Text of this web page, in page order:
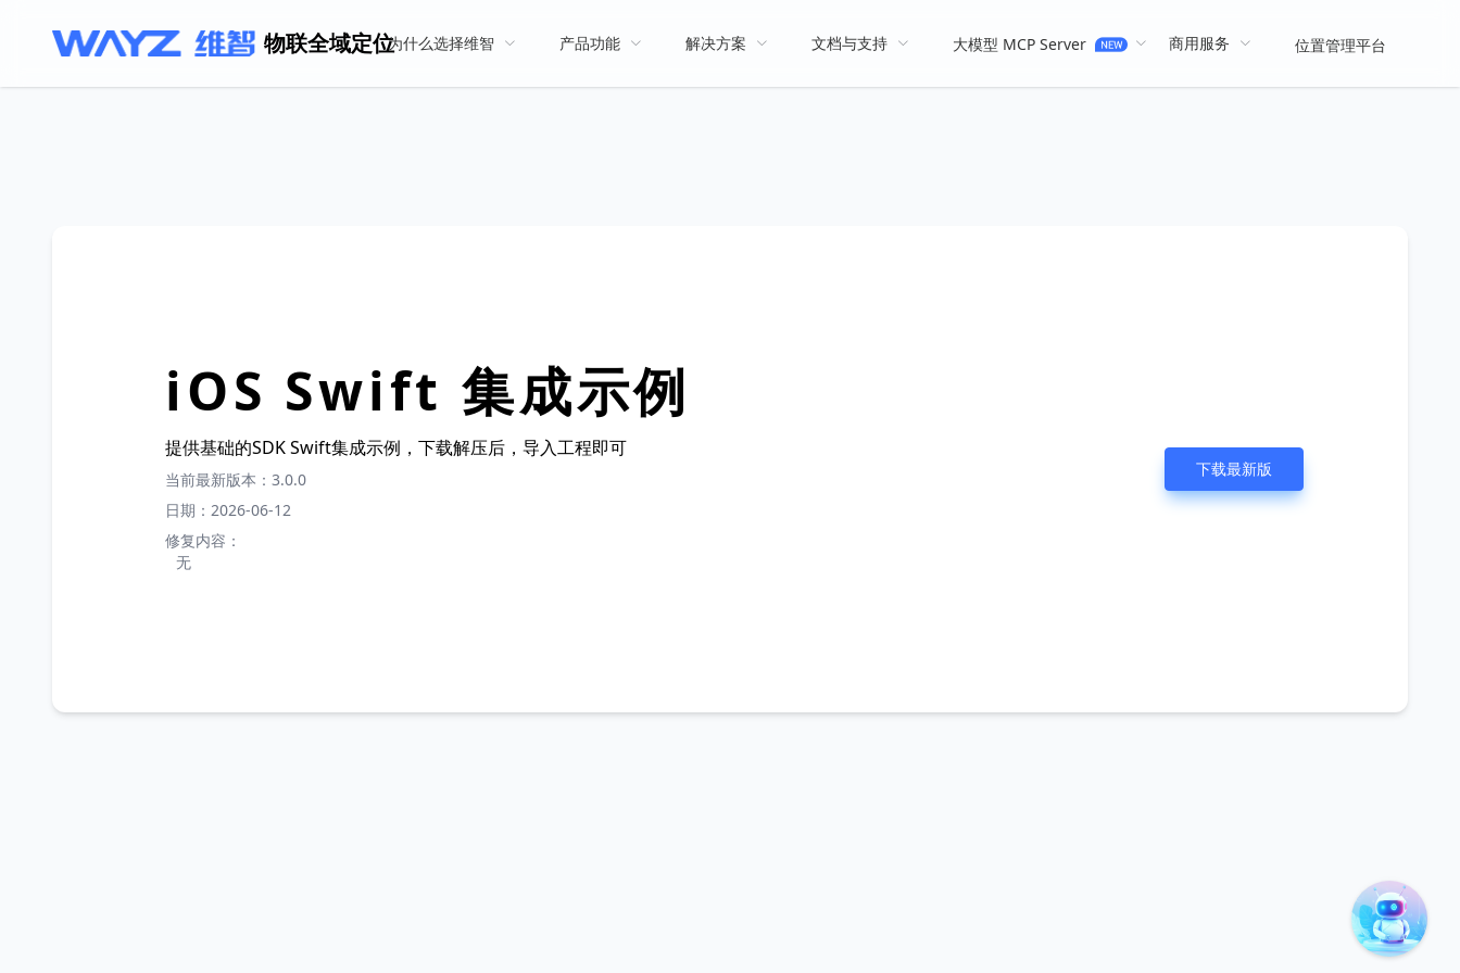
物联全域定位为什么选择维智 产品功能 解决方案 文档与支持 大模型 MCP Server 商用服务 位置管理平台
iOS Swift 集成示例
提供基础的SDK Swift集成示例，下载解压后，导入工程即可
当前最新版本：3.0.0
日期：2026-06-12
修复内容：
无
下载最新版